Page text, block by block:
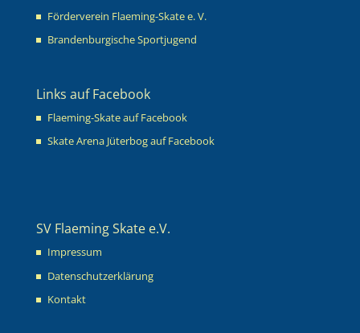
Förderverein Flaeming-Skate e. V.
Brandenburgische Sportjugend
Links auf Facebook
Flaeming-Skate auf Facebook
Skate Arena Jüterbog auf Facebook
SV Flaeming Skate e.V.
Impressum
Datenschutzerklärung
Kontakt